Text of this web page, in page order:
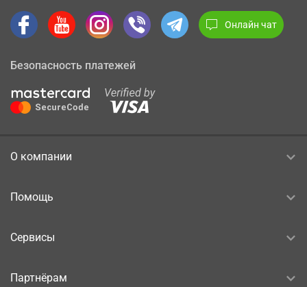
Онлайн чат
Безопасность платежей
О компании
Помощь
Сервисы
Партнёрам